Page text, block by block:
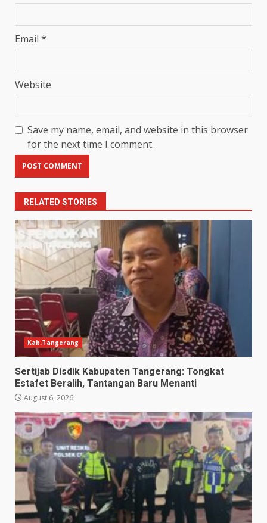
Email *
Website
Save my name, email, and website in this browser
for the next time I comment.
RELATED STORIES
Kab.Tangerang
Sertijab Disdik Kabupaten Tangerang: Tongkat
Estafet Beralih, Tantangan Baru Menanti
August 6, 2026